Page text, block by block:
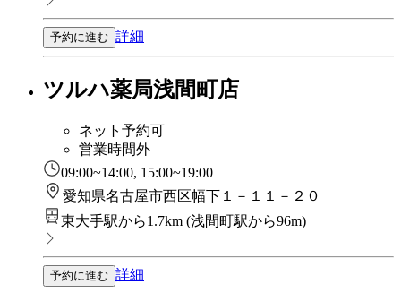
予約に進む 詳細
ツルハ薬局浅間町店
ネット予約可
営業時間外
09:00~14:00, 15:00~19:00
愛知県名古屋市西区幅下１－１１－２０
東大手駅から1.7km (浅間町駅から96m)
予約に進む 詳細